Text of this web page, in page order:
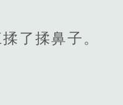
了揉鼻子。